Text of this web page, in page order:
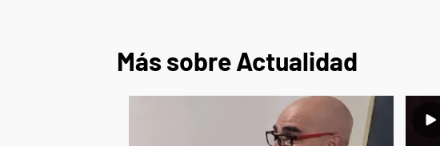
Más sobre Actualidad